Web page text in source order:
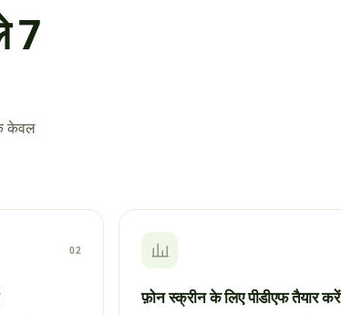
7
केवल
02
फ़ोन स्क्रीन के लिए पीडीएफ तैयार करें